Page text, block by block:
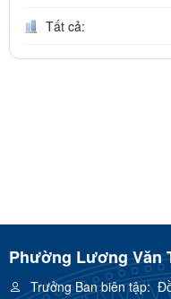
Tất cả:
Phường Lương Văn
Trưởng Ban biên tập: